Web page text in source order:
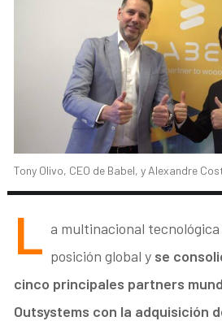
Tony Olivo, CEO de Babel, y Alexandre
L a multinacional
posición global y se
cinco principales partners
Outsystems con la adquisición